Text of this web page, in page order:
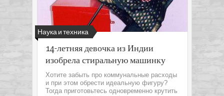
Наука и техника
14-летняя девочка из Индии
изобрела стиральную машинку
Хотите забыть про коммунальные расходы
и при этом обрести идеальную фигуру?
Тогда приготовьтесь одновременно крутить